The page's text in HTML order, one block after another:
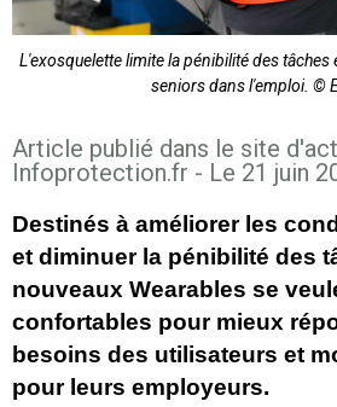
L'exosquelette limite la pénibilité des
seniors dans l'emploi. ©
Article publié dans le site
Infoprotection.fr - Le 21 juin
Destinés à améliorer les
et diminuer la pénibilité des
nouveaux Wearables se
confortables pour mieux
besoins des utilisateurs et
pour leurs employeurs.